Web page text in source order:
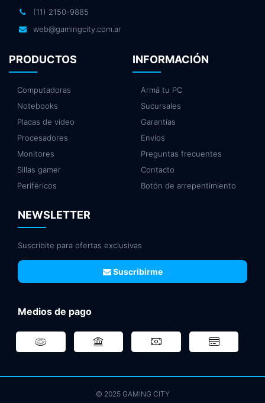
(11) 2150-9885
web@gamingcity.com.ar
PRODUCTOS
Computadoras
Notebooks
Placas de video
Procesadores
Monitores
Sillas gamer
Periféricos
INFORMACIÓN
Armá tu PC
Sucursales
Garantías
Envíos
Preguntas frecuentes
Contacto
Botón de arrepentimiento
NEWSLETTER
Suscribite para ofertas exclusivas
Suscribirme
Medios de pago
© 2025 GAMING CITY